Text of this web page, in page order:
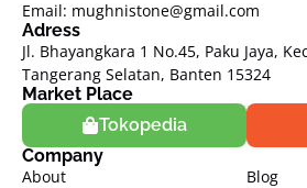
Email: mughnistone@gmail.com
Adress
Jl. Bhayangkara 1 No.45, Paku Jaya,
Tangerang Selatan, Banten 15324
Market Place
Tokopedia
Company
About
Blog